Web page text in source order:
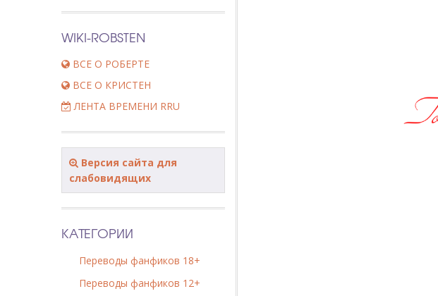
WIKI-ROBSTEN
ВСЕ О РОБЕРТЕ
ВСЕ О КРИСТЕН
ЛЕНТА ВРЕМЕНИ RRU
Версия сайта для
слабовидящих
КАТЕГОРИИ
Переводы фанфиков 18+
Переводы фанфиков 12+